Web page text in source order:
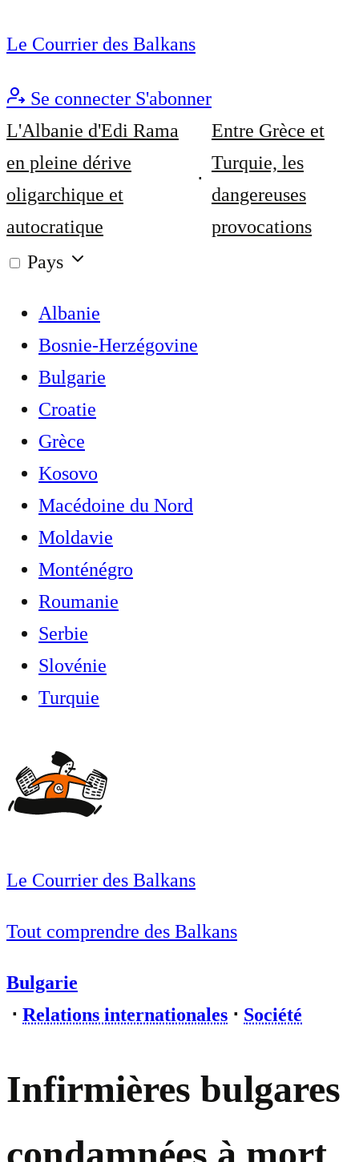
Le Courrier des Balkans
Se connecter S'abonner
L'Albanie d'Edi Rama
en pleine dérive
oligarchique et
autocratique
Entre Grèce et
Turquie, les
dangereuses
provocations
Pays
Albanie
Bosnie-Herzégovine
Bulgarie
Croatie
Grèce
Kosovo
Macédoine du Nord
Moldavie
Monténégro
Roumanie
Serbie
Slovénie
Turquie
Le Courrier des Balkans
Tout comprendre des Balkans
Bulgarie
⋅ Relations internationales ⋅ Société
Infirmières bulgares